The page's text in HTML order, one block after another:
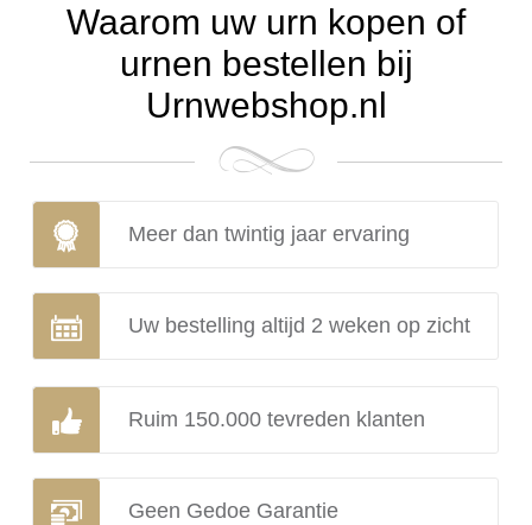
Waarom uw urn kopen of
urnen bestellen bij
Urnwebshop.nl
Meer dan twintig jaar ervaring
Uw bestelling altijd 2 weken op zicht
Ruim 150.000 tevreden klanten
Geen Gedoe Garantie